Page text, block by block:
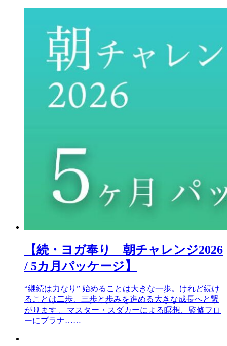
【続・ヨガ奉り 朝チャレンジ2026
/ 5カ月パッケージ】
“継続は力なり” 始めることは大きな一歩。けれど続け
ることは二歩、三歩と歩みを進める大きな成長へと繋
がります 。マスター・スダカーによる瞑想、監修フロ
ーにプラナ……